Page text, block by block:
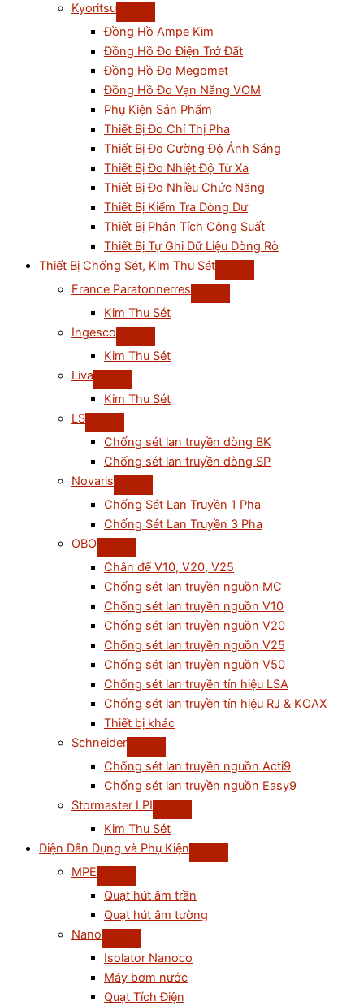
Kyoritsu
Đồng Hồ Ampe Kìm
Đồng Hồ Đo Điện Trở Đất
Đồng Hồ Đo Megomet
Đồng Hồ Đo Vạn Năng VOM
Phụ Kiện Sản Phẩm
Thiết Bị Đo Chỉ Thị Pha
Thiết Bị Đo Cường Độ Ánh Sáng
Thiết Bị Đo Nhiệt Độ Từ Xa
Thiết Bị Đo Nhiều Chức Năng
Thiết Bị Kiểm Tra Dòng Dư
Thiết Bị Phân Tích Công Suất
Thiết Bị Tự Ghi Dữ Liệu Dòng Rò
Thiết Bị Chống Sét, Kim Thu Sét
France Paratonnerres
Kim Thu Sét
Ingesco
Kim Thu Sét
Liva
Kim Thu Sét
LS
Chống sét lan truyền dòng BK
Chống sét lan truyền dòng SP
Novaris
Chống Sét Lan Truyền 1 Pha
Chống Sét Lan Truyền 3 Pha
OBO
Chân đế V10, V20, V25
Chống sét lan truyền nguồn MC
Chống sét lan truyền nguồn V10
Chống sét lan truyền nguồn V20
Chống sét lan truyền nguồn V25
Chống sét lan truyền nguồn V50
Chống sét lan truyền tín hiệu LSA
Chống sét lan truyền tín hiệu RJ & KOAX
Thiết bị khác
Schneider
Chống sét lan truyền nguồn Acti9
Chống sét lan truyền nguồn Easy9
Stormaster LPI
Kim Thu Sét
Điện Dân Dụng và Phụ Kiện
MPE
Quạt hút âm trần
Quạt hút âm tường
Nano
Isolator Nanoco
Máy bơm nước
Quạt Tích Điện